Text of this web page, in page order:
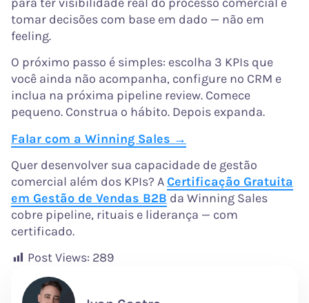
tomar decisões com base em dado — não em
feeling.
O próximo passo é simples: escolha 3 KPIs que
você ainda não acompanha, configure no CRM e
inclua na próxima pipeline review. Comece
pequeno. Construa o hábito. Depois expanda.
Falar com a Winning Sales →
Quer desenvolver sua capacidade de gestão
comercial além dos KPIs? ACertificação Gratuita
em Gestão de Vendas B2B da Winning Sales
cobre pipeline, rituais e liderança — com
certificado.
Post Views: 289